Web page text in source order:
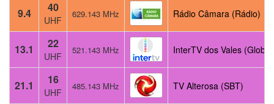
9.4 40
UHF
629.143 MHz Rádio Câmara (Rádio)
13.1 22
UHF
521.143 MHz InterTV dos Vales (Globo)
21.1 16
UHF
485.143 MHz TV Alterosa (SBT)